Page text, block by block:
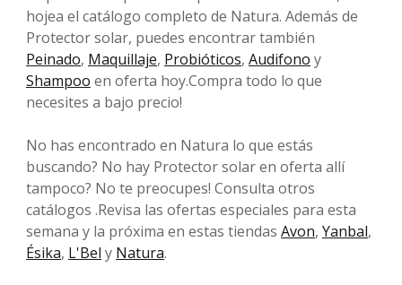
hojea el catálogo completo de Natura. Además de
Protector solar, puedes encontrar también
Peinado, Maquillaje, Probióticos, Audifono y
Shampoo en oferta hoy.Compra todo lo que
necesites a bajo precio!
No has encontrado en Natura lo que estás
buscando? No hay Protector solar en oferta allí
tampoco? No te preocupes! Consulta otros
catálogos .Revisa las ofertas especiales para esta
semana y la próxima en estas tiendas Avon, Yanbal,
Ésika, L'Bel y Natura.